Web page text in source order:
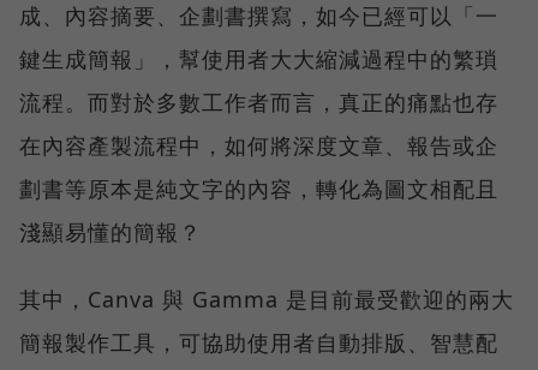
成、內容摘要、企劃書撰寫，如今已經可以「一
鍵生成簡報」，幫使用者大大縮減過程中的繁瑣
流程。而對於多數工作者而言，真正的痛點也存
在內容產製流程中，如何將深度文章、報告或企
劃書等原本是純文字的內容，轉化為圖文相配且
淺顯易懂的簡報？
其中，Canva 與 Gamma 是目前最受歡迎的兩大
簡報製作工具，可協助使用者自動排版、智慧配